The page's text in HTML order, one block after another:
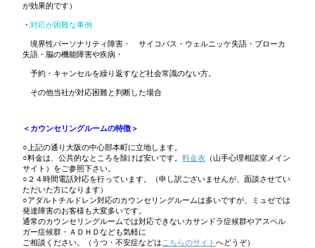
が効果的です）
・対応が困難な事例
境界性パーソナリティ障害・ サイコパス・ウェルニッケ失語・ブローカ
失語・脳の機能障害や疾病・
予約・キャンセルを繰り返すなど社会常識のない方。
その他当社が対応困難と判断した場合
＜カウンセリングルームの特徴＞
○ 上記の通り大阪の中心部本町に立地します。
○料金は、公共的なところを除けば安いです。料金表
（山手心理相談室メイン
サイト）をご参照下さい。
○２４時間電話対応を行っています。（申し訳ございませんが、面談させてい
ただいた方になります）
○アダルトチルドレン対応のカウンセリングルームは多いですが、ミュゼでは
発達障害のお客様も大変多いです。
通常のカウンセリングルームでは対応できないカサンドラ症候群やアスペル
ガー症候群・ＡＤＨＤなども気軽に
ご相談ください。（うつ・不安症などは こちらのサイトへどうぞ）